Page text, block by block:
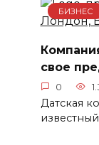
БИЗНЕС
свое
0
Датская